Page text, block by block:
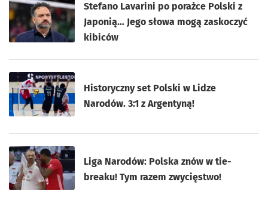
Stefano Lavarini po porażce Polski z
Japonią… Jego słowa mogą zaskoczyć
kibiców
Historyczny set Polski w Lidze
Narodów. 3:1 z Argentyną!
Liga Narodów: Polska znów w tie-
breaku! Tym razem zwycięstwo!